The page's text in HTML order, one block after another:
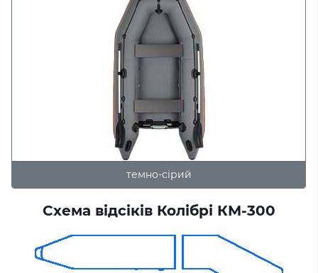
темно-сірий
Схема відсіків Колібрі КМ-300